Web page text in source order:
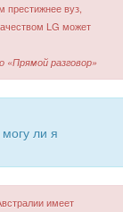
престижнее вуз,
LG может
разговор»
ли я
имеет